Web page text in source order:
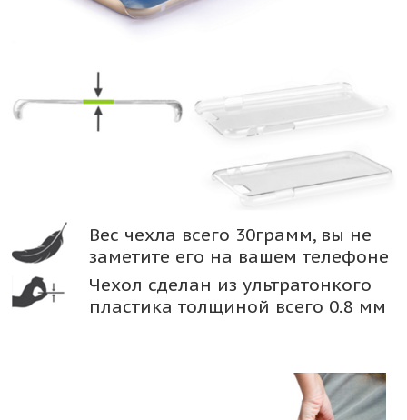
Вес чехла всего 30грамм, вы не
заметите его на вашем телефоне
Чехол сделан из ультратонкого
пластика толщиной всего 0.8 мм